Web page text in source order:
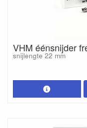
VHM éénsnijder
snijlengte 22 mm